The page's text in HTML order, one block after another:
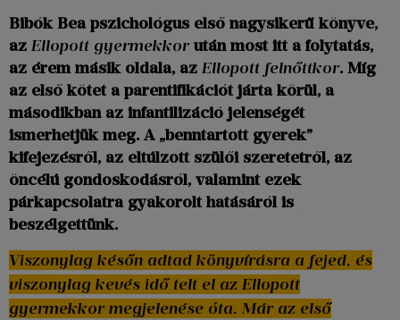
Bibók Bea pszichológus első nagysikerű könyve,
az Ellopott gyermekkorután most itt a folytatás,
az érem másik oldala, az Ellopott felnőttkor. Míg
az első kötet a parentifikációt járta körül, a
másodikban az infantilizáció jelenségét
ismerhetjük meg. A „benntartott gyerek”
kifejezésről, az eltúlzott szülői szeretetről, az
öncélú gondoskodásról, valamint ezek
párkapcsolatra gyakorolt hatásáról is
beszélgettünk.
Viszonylag későn adtad könyvírásra a fejed, és
viszonylag kevés idő telt el az Ellopott
gyermekkor megjelenése óta. Már az első